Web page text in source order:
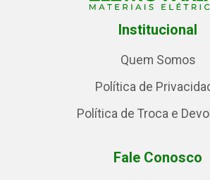
Institucional
Quem Somos
Política de
Política de Troca e
Fale Conosco